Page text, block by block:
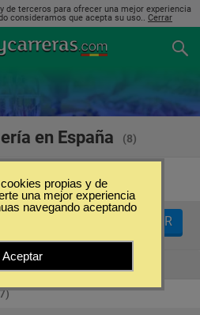
de terceros para ofrecer una mejor experiencia
consideramos que acepta su uso.. Cerrar
en España (8)
FILTRAR
de "Hotelería"
propias y de
una mejor experiencia
navegando aceptando
Aceptar